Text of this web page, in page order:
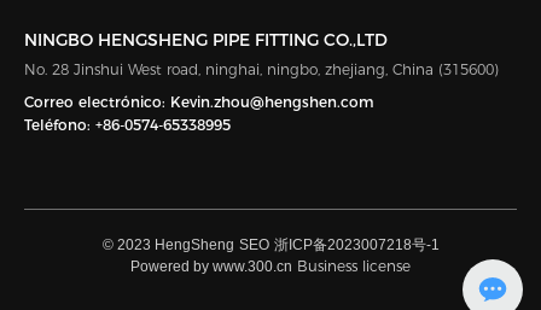
NINGBO HENGSHENG PIPE FITTING CO.,LTD
No. 28 Jinshui West road, ninghai, ningbo, zhejiang, China (315600)
Correo electrónico: Kevin.zhou@hengshen.com
Teléfono: +86-0574-65338995
© 2023 HengSheng SEO 浙ICP备2023007218号-1
Powered by www.300.cn Business license